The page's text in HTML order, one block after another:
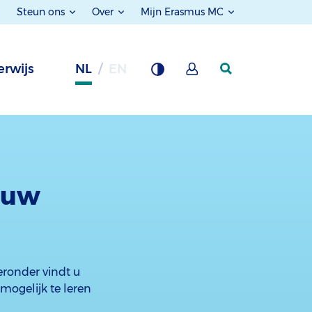
Steun ons Over Mijn Erasmus MC
NL
vindt u
te leren